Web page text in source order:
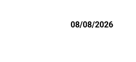
08/08/2026